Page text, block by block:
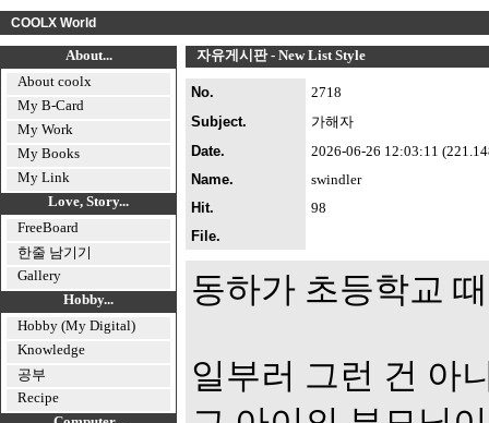
COOLX World
About...
About coolx
My B-Card
My Work
My Books
My Link
Love, Story...
FreeBoard
한줄 남기기
Gallery
Hobby...
Hobby (My Digital)
Knowledge
공부
Recipe
자유게시판 - New List Style
No.
2718
Subject.
가해자
Date.
2026-06-26 12:03:11
Name.
swindler
Hit.
98
File.
동하가 초등학교
일부러 그런 건 아